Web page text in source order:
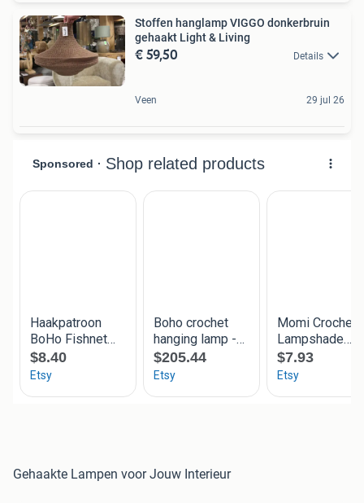
Stoffen hanglamp VIGGO donkerbruin
gehaakt Light & Living
€ 59,50 Details
Veen 29 jul 26
Gehaakte Lampen voor Jouw Interieur